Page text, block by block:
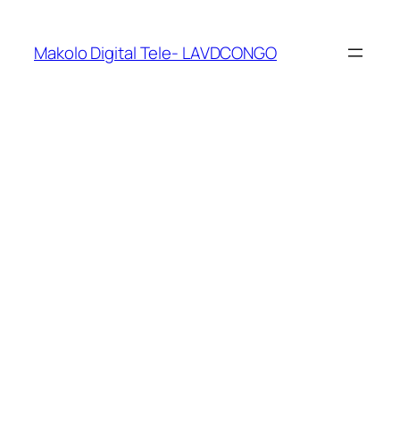
Makolo Digital Tele- LAVDCONGO